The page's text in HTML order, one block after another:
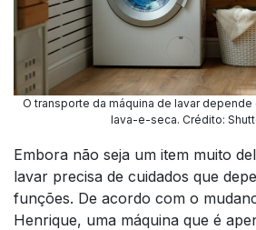
O transporte da máquina de lavar
lava-e-seca. Crédito:
Embora não seja um item muito
lavar precisa de cuidados que
funções. De acordo com o
Henrique, uma máquina que é